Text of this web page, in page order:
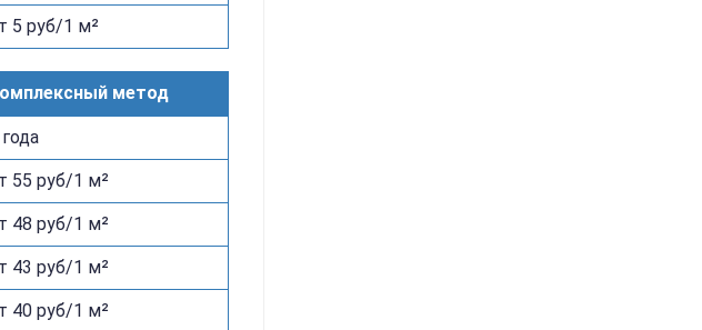
5 руб/1 м²
метод
55 руб/1 м²
48 руб/1 м²
43 руб/1 м²
40 руб/1 м²